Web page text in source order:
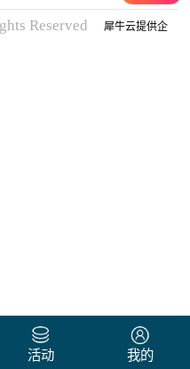
Reserved
犀牛云提供企
活动 我的